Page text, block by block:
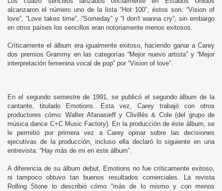
alcanzaron el número uno de la lista “Hot 100”, éstos son: “Vision of
love”, “Love takes time”, “Someday” y “I don't wanna cry”, sin embargo
en otros países los sencillos eran notoriamente menos exitosos.
Críticamente el álbum era igualmente exitoso, haciendo ganar a Carey
dos premios Grammy en las categorías “Mejor nuevo artista” y “Mejor
interpretación femenina vocal de pop” por “Vision of love”.
En el segundo semestre de 1991, se publicó el segundo álbum de la
cantante, titulado Emotions. Esta vez, Carey trabajó con otros
productores cómo: Walter Afanasieff y Clivillés & Cole (del grupo de
música dance C+C Music Factory). En la producción de éste álbum, se
le permitió por primera vez a Carey opinar sobre las decisiones
ejecutivas de la producción, incluso ella declaró lo siguiente en una
entrevista: “Hay más de mi en éste álbum”.
A diferencia de su álbum debut, Emotions no fue críticamente exitoso,
ni tampoco obtuvo tan buenos resultados comerciales. La revista
Rolling Stone lo describió cómo “más de lo mismo y con menos